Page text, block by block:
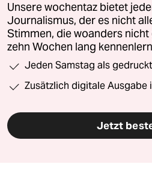
Unsere wochentaz bietet
Journalismus, der es nicht
Stimmen, die woanders
zehn Wochen lang
Jeden Samstag als
Zusätzlich digitale Ausgabe
Jetzt